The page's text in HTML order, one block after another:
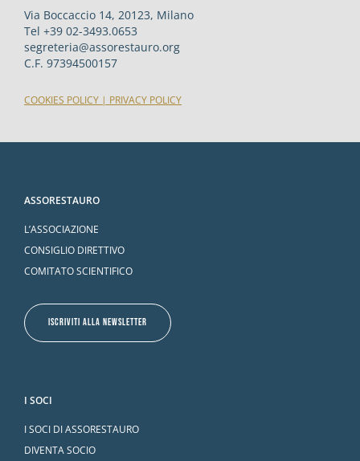
Via Boccaccio 14, 20123, Milano
Tel +39 02-3493.0653
segreteria@assorestauro.org
C.F. 97394500157
COOKIES POLICY | PRIVACY POLICY
ASSORESTAURO
L’ASSOCIAZIONE
CONSIGLIO DIRETTIVO
COMITATO SCIENTIFICO
ISCRIVITI ALLA NEWSLETTER
I SOCI
I SOCI DI ASSORESTAURO
DIVENTA SOCIO